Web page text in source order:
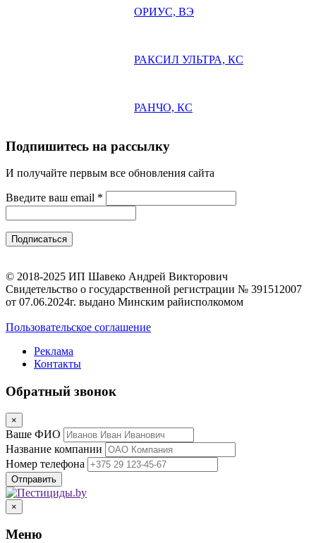
ОРИУС, ВЭ
РАКСИЛ УЛЬТРА, КС
РАНЧО, КС
Подпишитесь на рассылку
И получайте первым все обновления сайта
Введите ваш email *
© 2018-2025 ИП Шавеко Андрей Викторович
Свидетельство о государственной регистрации № 391512007
от 07.06.2024г. выдано Минским райисполкомом
Пользовательское соглашение
Реклама
Контакты
Обратный звонок
×
Ваше ФИО
Название компании
Номер телефона
×
Меню